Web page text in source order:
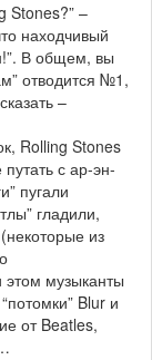
Stones?” –
находчивый
В общем, вы
отводится №1,
–
Rolling Stones
с ар-эн-
пугали
гладили,
из
музыканты
Blur и
от Beatles,